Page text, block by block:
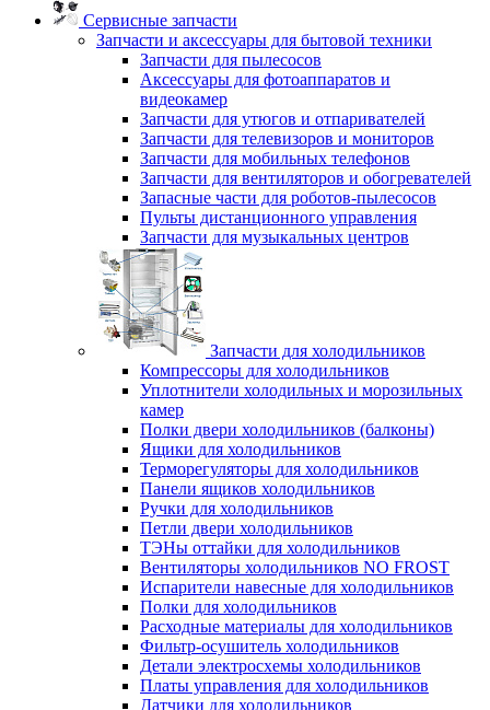
Сервисные запчасти
Запчасти и аксессуары для бытовой техники
Запчасти для пылесосов
Аксессуары для фотоаппаратов и
видеокамер
Запчасти для утюгов и отпаривателей
Запчасти для телевизоров и мониторов
Запчасти для мобильных телефонов
Запчасти для вентиляторов и обогревателей
Запасные части для роботов-пылесосов
Пульты дистанционного управления
Запчасти для музыкальных центров
Запчасти для холодильников
Компрессоры для холодильников
Уплотнители холодильных и морозильных
камер
Полки двери холодильников (балконы)
Ящики для холодильников
Терморегуляторы для холодильников
Панели ящиков холодильников
Ручки для холодильников
Петли двери холодильников
ТЭНы оттайки для холодильников
Вентиляторы холодильников NO FROST
Испарители навесные для холодильников
Полки для холодильников
Расходные материалы для холодильников
Фильтр-осушитель холодильников
Детали электросхемы холодильников
Платы управления для холодильников
Датчики для холодильников